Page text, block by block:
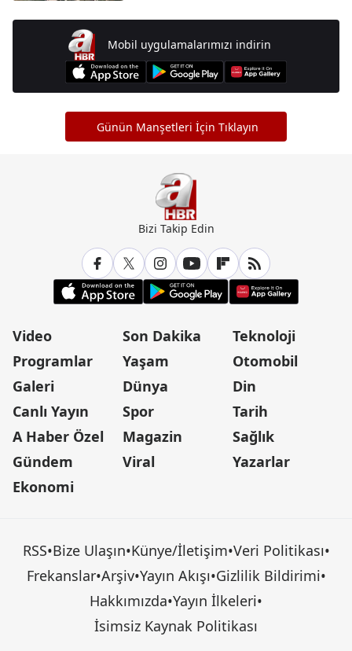
Mobil uygulamalarımızı indirin
Günün Manşetleri İçin Tıklayın
Bizi Takip Edin
Video
Programlar
Galeri
Canlı Yayın
A Haber Özel
Gündem
Ekonomi
Son Dakika
Yaşam
Dünya
Spor
Magazin
Viral
Teknoloji
Otomobil
Din
Tarih
Sağlık
Yazarlar
RSS•Bize Ulaşın•Künye/İletişim•Veri Politikası•
Frekanslar•Arşiv•Yayın Akışı•Gizlilik Bildirimi•
Hakkımızda•Yayın İlkeleri•
İsimsiz Kaynak Politikası